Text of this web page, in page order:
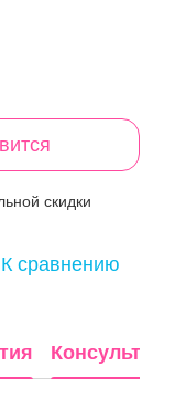
скидки
К сравнению